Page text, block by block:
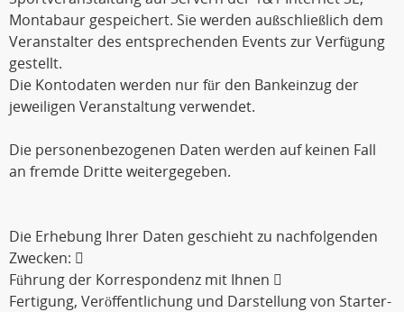
Montabaur gespeichert. Sie werden außschließlich dem
Veranstalter des entsprechenden Events zur Verfügung
gestellt.
Die Kontodaten werden nur für den Bankeinzug der
jeweiligen Veranstaltung verwendet.
Die personenbezogenen Daten werden auf keinen Fall
an fremde Dritte weitergegeben.
Die Erhebung Ihrer Daten geschieht zu nachfolgenden
Zwecken: 
Führung der Korrespondenz mit Ihnen 
Fertigung, Veröffentlichung und Darstellung von Starter-